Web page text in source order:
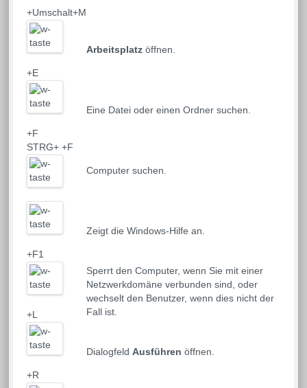
+Umschalt+M
+E
Arbeitsplatz öffnen.
+F
Eine Datei oder einen Ordner suchen.
STRG++F
Computer suchen.
+F1
Zeigt die Windows-Hilfe an.
+L
Sperrt den Computer, wenn Sie mit einer
Netzwerkdomäne verbunden sind, oder
wechselt den Benutzer, wenn dies nicht der
Fall ist.
+R
DialogfeldAusführen öffnen.